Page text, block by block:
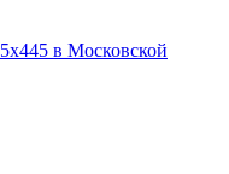
в Московской